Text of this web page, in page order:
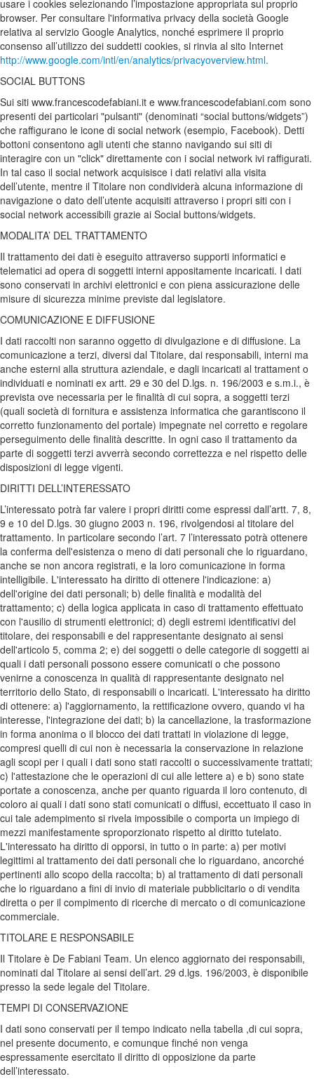
usare i cookies selezionando l’impostazione appropriata sul proprio
browser. Per consultare l'informativa privacy della società Google
relativa al servizio Google Analytics, nonché esprimere il proprio
consenso all’utilizzo dei suddetti cookies, si rinvia al sito Internet
http://www.google.com/intl/en/analytics/privacyoverview.html.
SOCIAL BUTTONS
Sui siti www.francescodefabiani.it e www.francescodefabiani.com sono
presenti dei particolari "pulsanti" (denominati “social buttons/widgets”)
che raffigurano le icone di social network (esempio, Facebook). Detti
bottoni consentono agli utenti che stanno navigando sui siti di
interagire con un "click" direttamente con i social network ivi raffigurati.
In tal caso il social network acquisisce i dati relativi alla visita
dell’utente, mentre il Titolare non condividerà alcuna informazione di
navigazione o dato dell’utente acquisiti attraverso i propri siti con i
social network accessibili grazie ai Social buttons/widgets.
MODALITA’ DEL TRATTAMENTO
Il trattamento dei dati è eseguito attraverso supporti informatici e
telematici ad opera di soggetti interni appositamente incaricati. I dati
sono conservati in archivi elettronici e con piena assicurazione delle
misure di sicurezza minime previste dal legislatore.
COMUNICAZIONE E DIFFUSIONE
I dati raccolti non saranno oggetto di divulgazione e di diffusione. La
comunicazione a terzi, diversi dal Titolare, dai responsabili, interni ma
anche esterni alla struttura aziendale, e dagli incaricati al trattament o
individuati e nominati ex artt. 29 e 30 del D.lgs. n. 196/2003 e s.m.i., è
prevista ove necessaria per le finalità di cui sopra, a soggetti terzi
(quali società di fornitura e assistenza informatica che garantiscono il
corretto funzionamento del portale) impegnate nel corretto e regolare
perseguimento delle finalità descritte. In ogni caso il trattamento da
parte di soggetti terzi avverrà secondo correttezza e nel rispetto delle
disposizioni di legge vigenti.
DIRITTI DELL’INTERESSATO
L’interessato potrà far valere i propri diritti come espressi dall’artt. 7, 8,
9 e 10 del D.lgs. 30 giugno 2003 n. 196, rivolgendosi al titolare del
trattamento. In particolare secondo l’art. 7 l’interessato potrà ottenere
la conferma dell'esistenza o meno di dati personali che lo riguardano,
anche se non ancora registrati, e la loro comunicazione in forma
intelligibile. L'interessato ha diritto di ottenere l'indicazione: a)
dell'origine dei dati personali; b) delle finalità e modalità del
trattamento; c) della logica applicata in caso di trattamento effettuato
con l'ausilio di strumenti elettronici; d) degli estremi identificativi del
titolare, dei responsabili e del rappresentante designato ai sensi
dell'articolo 5, comma 2; e) dei soggetti o delle categorie di soggetti ai
quali i dati personali possono essere comunicati o che possono
venirne a conoscenza in qualità di rappresentante designato nel
territorio dello Stato, di responsabili o incaricati. L'interessato ha diritto
di ottenere: a) l'aggiornamento, la rettificazione ovvero, quando vi ha
interesse, l'integrazione dei dati; b) la cancellazione, la trasformazione
in forma anonima o il blocco dei dati trattati in violazione di legge,
compresi quelli di cui non è necessaria la conservazione in relazione
agli scopi per i quali i dati sono stati raccolti o successivamente trattati;
c) l'attestazione che le operazioni di cui alle lettere a) e b) sono state
portate a conoscenza, anche per quanto riguarda il loro contenuto, di
coloro ai quali i dati sono stati comunicati o diffusi, eccettuato il caso in
cui tale adempimento si rivela impossibile o comporta un impiego di
mezzi manifestamente sproporzionato rispetto al diritto tutelato.
L'interessato ha diritto di opporsi, in tutto o in parte: a) per motivi
legittimi al trattamento dei dati personali che lo riguardano, ancorché
pertinenti allo scopo della raccolta; b) al trattamento di dati personali
che lo riguardano a fini di invio di materiale pubblicitario o di vendita
diretta o per il compimento di ricerche di mercato o di comunicazione
commerciale.
TITOLARE E RESPONSABILE
Il Titolare è De Fabiani Team. Un elenco aggiornato dei responsabili,
nominati dal Titolare ai sensi dell’art. 29 d.lgs. 196/2003, è disponibile
presso la sede legale del Titolare.
TEMPI DI CONSERVAZIONE
I dati sono conservati per il tempo indicato nella tabella ,di cui sopra,
nel presente documento, e comunque finché non venga
espressamente esercitato il diritto di opposizione da parte
dell’interessato.